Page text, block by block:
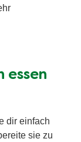
essen
dir einfach
sie zu